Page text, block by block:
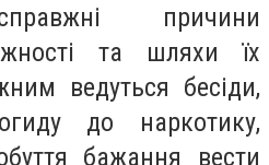
причини
та шляхи їх
ведуться бесіди,
до наркотику,
бажання вести